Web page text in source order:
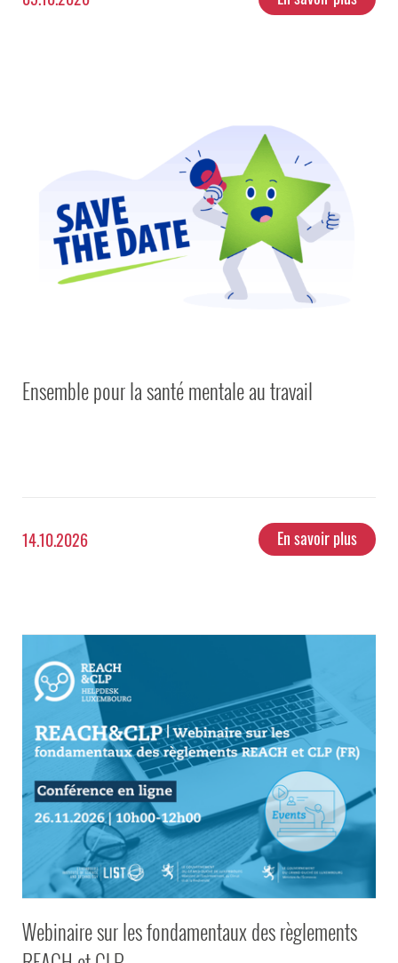
Ensemble pour la santé mentale au travail
14.10.2026 En savoir plus
Webinaire sur les fondamentaux des règlements
Webinaire sur les fondamentaux des règlements